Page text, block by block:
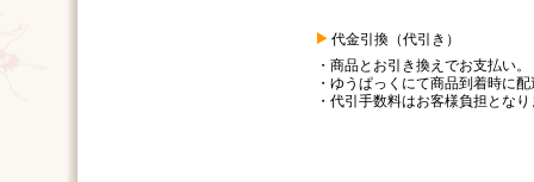
代金引換（代引き）
・商品とお引き換えでお支払い。
・ゆうぱっくにて商品到着時に
・代引手数料はお客様負担とな